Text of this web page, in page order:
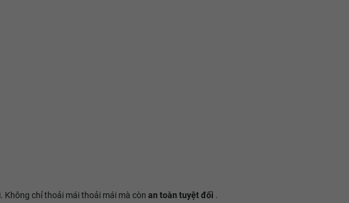
Không chỉ thoải mái thoải mái mà còn an toàn tuyệt đối .